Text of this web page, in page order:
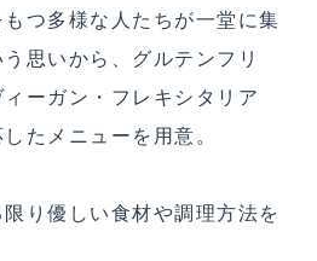
つ多様な人たちが一堂に集
思いから、グルテンフリ
ーガン・フレキシタリア
たメニューを用意。
り優しい食材や調理方法を